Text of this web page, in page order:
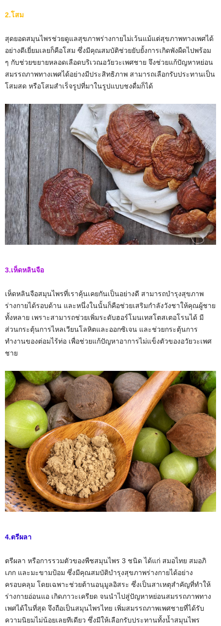
2.โสม
สุดยอดสมุนไพรช่วยดูแลสุขภาพร่างกายไม่เว้นแม้แต่สุขภาพทางเพศได้
อย่างดีเยี่ยมเลยก็คือโสม ซึ่งมีคุณสมบัติช่วยยับยั้งการเกิดพังผืดไปพร้อม
ๆ กับช่วยขยายหลอดเลือดบริเวณอวัยวะเพศชาย จึงช่วยแก้ปัญหาหย่อน
สมรรถภาพทางเพศได้อย่างมีประสิทธิภาพ สามารถเลือกรับประทานเป็น
โสมสด หรือโสมสำเร็จรูปที่มาในรูปแบบชงดื่มก็ได้
3.เห็ดหลินจือ
เห็ดหลินจือสมุนไพรที่เราคุ้นเคยกันเป็นอย่างดี สามารถบำรุงสุขภาพ
ร่างกายได้รอบด้าน และหนึ่งในนั้นก็คือช่วยเสริมกำลังวังชาให้คุณผู้ชาย
ทั้งหลาย เพราะสามารถช่วยเพิ่มระดับฮอร์โมนเทสโตสเตอโรนได้ มี
ส่วนกระตุ้นการไหลเวียนโลหิตและออกซิเจน และช่วยกระตุ้นการ
ทำงานของต่อมไร้ท่อ เพื่อช่วยแก้ปัญหาอาการไม่แข็งตัวของอวัยวะเพศ
ชาย
4.ตรีผลา
ตรีผลา หรือการรวมตัวของพืชสมุนไพร 3 ชนิด ได้แก่ สมอไทย สมอภิ
เภก และมะขามป้อม ซึ่งมีคุณสมบัติบำรุงสุขภาพร่างกายได้อย่าง
ครอบคลุม โดยเฉพาะช่วยต้านอนุมูลอิสระ ซึ่งเป็นสาเหตุสำคัญที่ทำให้
ร่างกายอ่อนแอ เกิดภาวะเครียด จนนำไปสู่ปัญหาหย่อนสมรรถภาพทาง
เพศได้ในที่สุด จึงถือเป็นสมุนไพรไทย เพิ่มสมรรถภาพเพศชายที่ได้รับ
ความนิยมไม่น้อยเลยทีเดียว ซึ่งมีให้เลือกรับประทานทั้งน้ำสมุนไพร